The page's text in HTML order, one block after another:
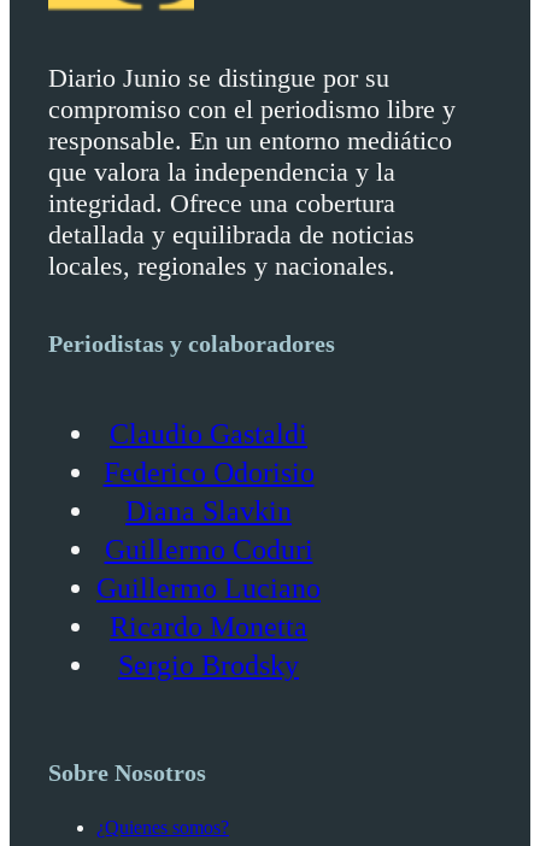
Diario Junio se distingue por su
compromiso con el periodismo libre y
responsable. En un entorno mediático
que valora la independencia y la
integridad. Ofrece una cobertura
detallada y equilibrada de noticias
locales, regionales y nacionales.
Periodistas y colaboradores
Claudio Gastaldi
Federico Odorisio
Diana Slavkin
Guillermo Coduri
Guillermo Luciano
Ricardo Monetta
Sergio Brodsky
Sobre Nosotros
¿Quienes somos?